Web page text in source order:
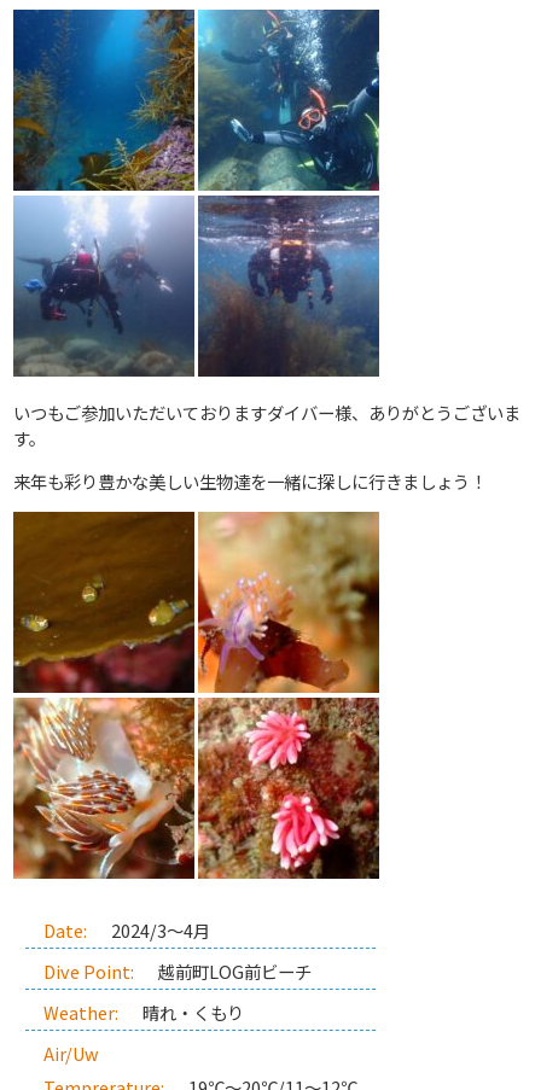
いつもご参加いただいておりますダイバー様、ありがとうございま
す。
来年も彩り豊かな美しい生物達を一緒に探しに行きましょう！
Date:
2024/3～4月
Dive Point:
越前町LOG前ビーチ
Weather:
晴れ・くもり
Air/Uw